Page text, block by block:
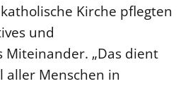
Kirche pflegten
und
„Das dient
aller Menschen in